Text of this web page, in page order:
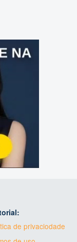
de privaciodade